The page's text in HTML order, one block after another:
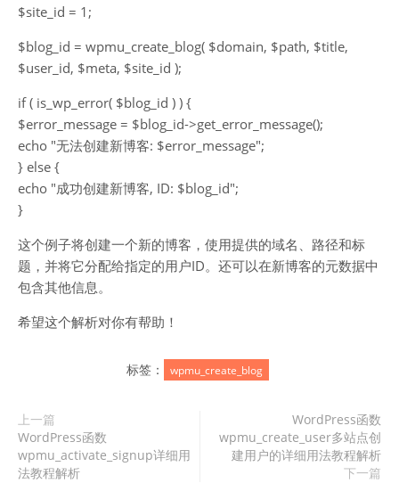
$site_id = 1;
$blog_id = wpmu_create_blog( $domain, $path, $title,
$user_id, $meta, $site_id );
if ( is_wp_error( $blog_id ) ) {
$error_message = $blog_id->get_error_message();
echo "无法创建新博客: $error_message";
} else {
echo "成功创建新博客, ID: $blog_id";
}
这个例子将创建一个新的博客，使用提供的域名、路径和标
题，并将它分配给指定的用户ID。还可以在新博客的元数据中
包含其他信息。
希望这个解析对你有帮助！
标签： wpmu_create_blog
上一篇
WordPress函数
wpmu_activate_signup详细用
法教程解析
WordPress函数
wpmu_create_user多站点创
建用户的详细用法教程解析
下一篇